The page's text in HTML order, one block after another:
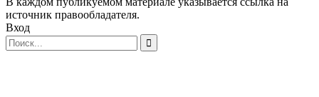
источник правообладателя.
Вход